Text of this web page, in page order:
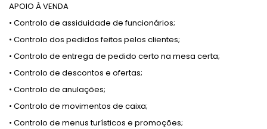
APOIO À VENDA
• Controlo de assiduidade de funcionários;
• Controlo dos pedidos feitos pelos clientes;
• Controlo de entrega de pedido certo na mesa certa;
• Controlo de descontos e ofertas;
• Controlo de anulações;
• Controlo de movimentos de caixa;
• Controlo de menus turísticos e promoções;